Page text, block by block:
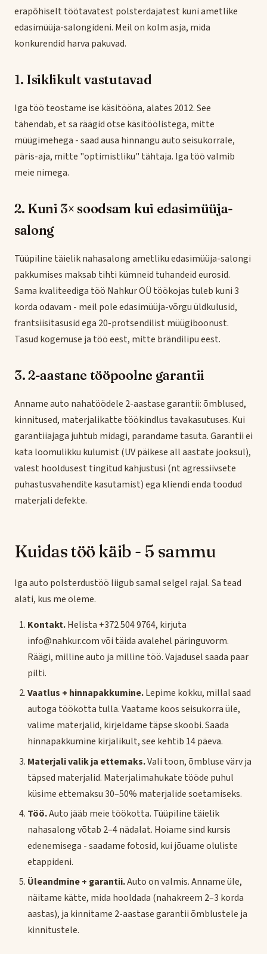
erapõhiselt töötavatest polsterdajatest kuni ametlike
edasimüüja-salongideni. Meil on kolm asja, mida
konkurendid harva pakuvad.
1. Isiklikult vastutavad
Iga töö teostame ise käsitööna, alates 2012. See
tähendab, et sa räägid otse käsitöölistega, mitte
müügimehega - saad ausa hinnangu auto seisukorrale,
päris-aja, mitte "optimistliku" tähtaja. Iga töö valmib
meie nimega.
2. Kuni 3× soodsam kui edasimüüja-
salong
Tüüpiline täielik nahasalong ametliku edasimüüja-salongi
pakkumises maksab tihti kümneid tuhandeid eurosid.
Sama kvaliteediga töö Nahkur OÜ töökojas tuleb kuni 3
korda odavam - meil pole edasimüüja-võrgu üldkulusid,
frantsiisitasusid ega 20-protsendilist müügiboonust.
Tasud kogemuse ja töö eest, mitte brändilipu eest.
3. 2-aastane tööpoolne garantii
Anname auto nahatöödele 2-aastase garantii: õmblused,
kinnitused, materjalikatte töökindlus tavakasutuses. Kui
garantiiajaga juhtub midagi, parandame tasuta. Garantii ei
kata loomulikku kulumist (UV päikese all aastate jooksul),
valest hooldusest tingitud kahjustusi (nt agressiivsete
puhastusvahendite kasutamist) ega kliendi enda toodud
materjali defekte.
Kuidas töö käib - 5 sammu
Iga auto polsterdustöö liigub samal selgel rajal. Sa tead
alati, kus me oleme.
Kontakt.Helista +372 504 9764, kirjuta
info@nahkur.com või täida avalehel päringuvorm.
Räägi, milline auto ja milline töö. Vajadusel saada paar
pilti.
Vaatlus + hinnapakkumine.Lepime kokku, millal saad
autoga töökotta tulla. Vaatame koos seisukorra üle,
valime materjalid, kirjeldame täpse skoobi. Saada
hinnapakkumine kirjalikult, see kehtib 14 päeva.
Materjali valik ja ettemaks.Vali toon, õmbluse värv ja
täpsed materjalid. Materjalimahukate tööde puhul
küsime ettemaksu 30–50% materjalide soetamiseks.
Töö.Auto jääb meie töökotta. Tüüpiline täielik
nahasalong võtab 2–4 nädalat. Hoiame sind kursis
edenemisega - saadame fotosid, kui jõuame oluliste
etappideni.
Üleandmine + garantii.Auto on valmis. Anname üle,
näitame kätte, mida hooldada (nahakreem 2–3 korda
aastas), ja kinnitame 2-aastase garantii õmblustele ja
kinnitustele.